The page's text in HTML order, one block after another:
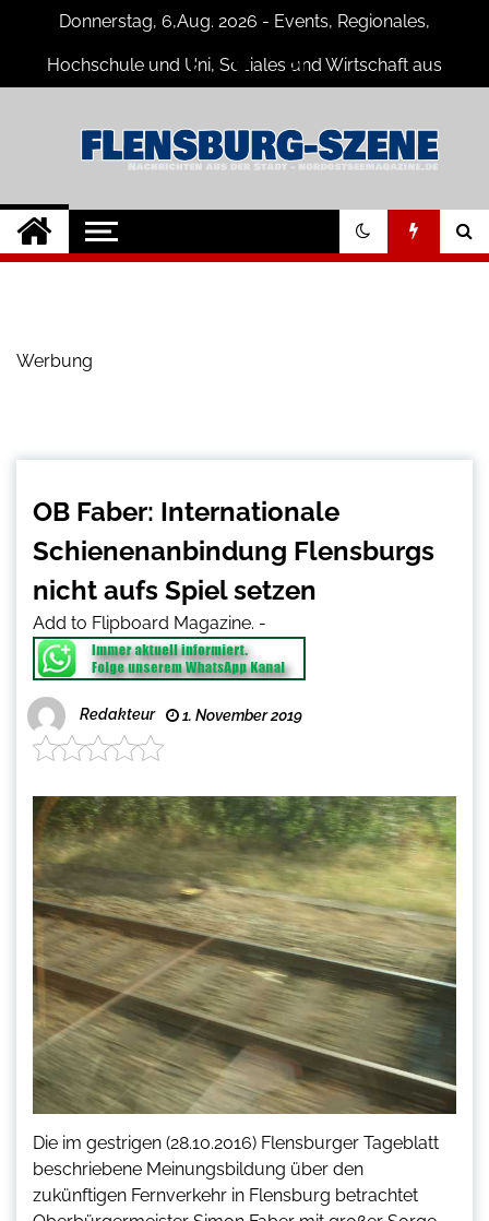
content
Donnerstag, 6,Aug. 2026 - Events, Regionales,
Hochschule und Uni, Soziales und Wirtschaft aus
Flensburg-Szene
Nachrichten
Nachrichten für Flensburg und
Umgebung
Werbung
OB Faber: Internationale
Schienenanbindung Flensburgs
nicht aufs Spiel setzen
Add to Flipboard Magazine. -
Redakteur 1. November 2019
Die im gestrigen (28.10.2016) Flensburger Tageblatt
beschriebene Meinungsbildung über den
zukünftigen Fernverkehr in Flensburg betrachtet